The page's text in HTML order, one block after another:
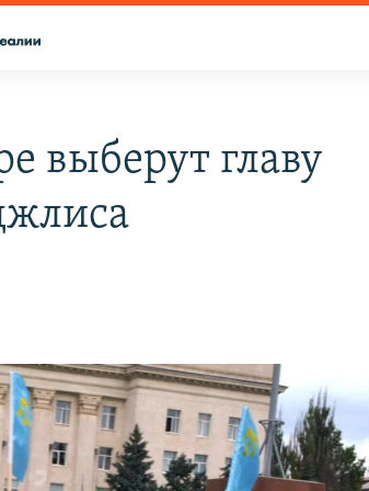
выберут главу